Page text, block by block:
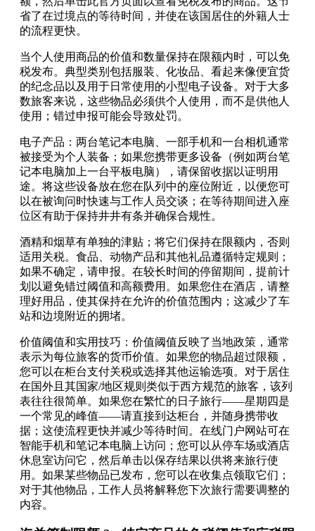
省了在过境点的等待时间，并使在该国居住的外籍人士
的流程更快。
当个人使用商品的价值和数量保持在限额内时，可以免
税发布。典型类别包括服装、化妆品、看起来像便宜货
的纪念品以及用于日常使用的小型电子设备。对于大多
数旅客来说，这些物品必须供个人使用，而不是供他人
使用；错过申报可能会导致处罚。
电子产品：两台笔记本电脑、一部手机和一台相机通常
被接受为个人装备；如果您携带更多设备（例如两台笔
记本电脑加上一台平板电脑），请保留收据以证明用
途。将这些设备放在您在队列中的座位附近，以便您可
以在被询问时快速与工作人员交谈；在等待期间进入座
位区有助于保持井井有条并确保合规性。
酒精和烟草有单独的津贴；将它们保持在限额内，否则
适用关税。食品、动物产品和其他礼品遵循特定规则；
如果不确定，请申报。在较长时间的停留期间，提前计
划以避免错过阈值和高额费用。如果您住在酒店，请整
理好用品，使其保持在允许的价值范围内；这减少了车
站和边境附近的拥堵。
价值阈值和实用技巧：价值阈值反映了当地政策，通常
表示为每位旅客的货币价值。如果您的物品超过限额，
您可以在柜台支付关税或选择其他运输选项。对于居住
在国外且其国家/地区规则类似于西方规范的旅客，该列
表往往很简单。如果您在繁忙的日子旅行——星期四是
一个常见的峰值——请直接到达柜台，并随身携带收
据；这使流程更快并减少等待时间。在线门户网站可在
智能手机和笔记本电脑上访问；您可以从停车场或酒店
休息室访问它，然后单击以保存结果以供将来旅行使
用。如果某些物品已发布，您可以在收集点领取它们；
对于其他物品，工作人员将解释您下次旅行需要调整的
内容。